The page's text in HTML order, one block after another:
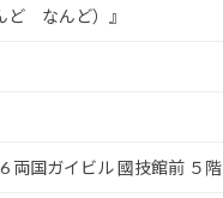
ど なんど）』
両国ガイビル 國技館前 ５階